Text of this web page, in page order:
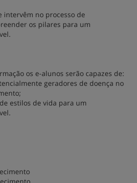
intervêm no processo de
os pilares para um
os e-alunos serão capazes de:
geradores de doença no
estilos de vida para um